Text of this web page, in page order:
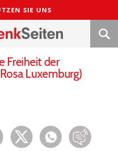
SIE UNS
Freiheit der
Luxemburg)